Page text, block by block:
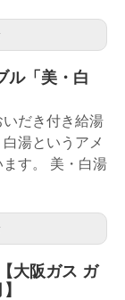
ル「美・白
だき付き給湯
湯というアメ
す。 美・白湯
大阪ガス ガ